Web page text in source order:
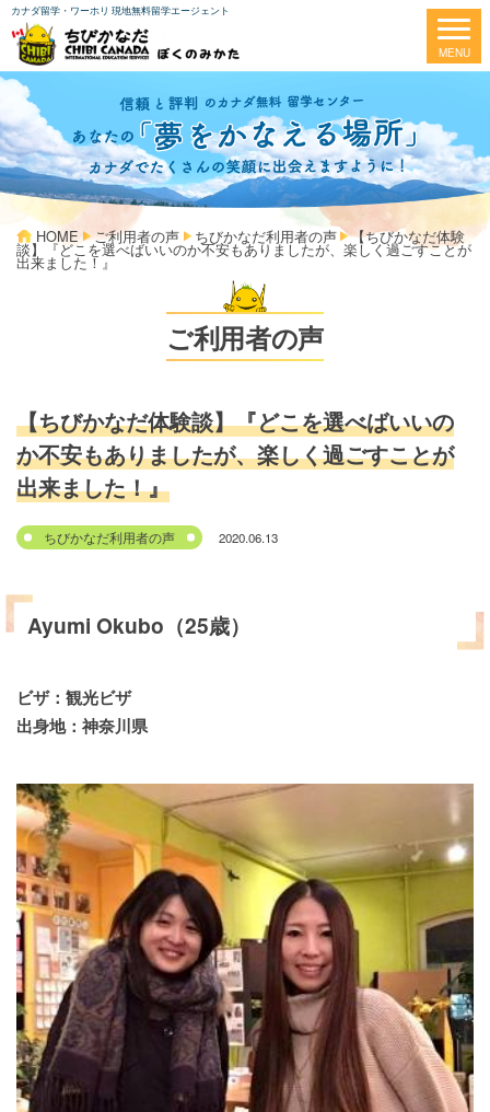
カナダ留学・ワーホリ 現地無料留学エージェント
HOME ご利用者の声 ちびかなだ利用者の声 【ちびかなだ体験
談】『どこを選べばいいのか不安もありましたが、楽しく過ごすことが
出来ました！』
ご利用者の声
【ちびかなだ体験談】『どこを選べばいいの
か不安もありましたが、楽しく過ごすことが
出来ました！』
ちびかなだ利用者の声 2020.06.13
Ayumi Okubo（25歳）
ビザ：観光ビザ
出身地：神奈川県